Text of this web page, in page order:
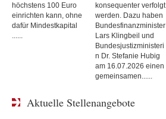
höchstens 100 Euro
einrichten kann, ohne
dafür Mindestkapital
konsequenter verfolgt
werden. Dazu haben
Bundesfinanzminister
Lars Klingbeil und
Bundesjustizministeri
n Dr. Stefanie Hubig
am 16.07.2026 einen
gemeinsamen......
Aktuelle Stellenangebote